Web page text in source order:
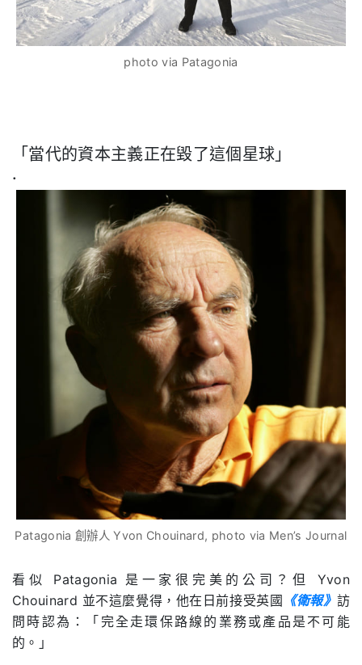
photo via Patagonia
「當代的資本主義正在毀了這個星球」
.
Patagonia 創辦人 Yvon Chouinard, photo via Men’s Journal
看似 Patagonia 是一家很完美的公司？但 Yvon
Chouinard 並不這麼覺得 ，他在日前接受英國 《衛報》 訪
問時認為：「完全走環保路線的業務或產品是不可能
的。」